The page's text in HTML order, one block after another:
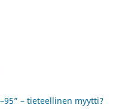
– tieteellinen myytti?